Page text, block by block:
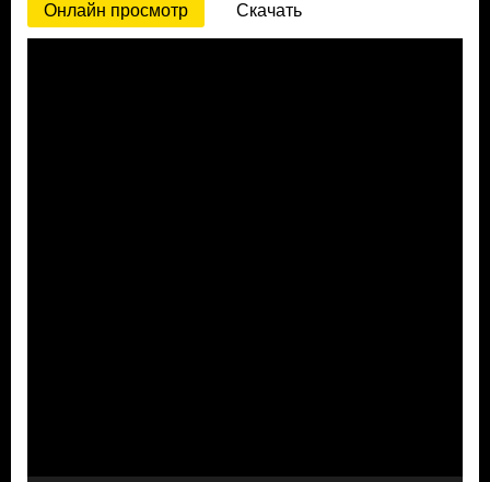
Онлайн просмотр Скачать